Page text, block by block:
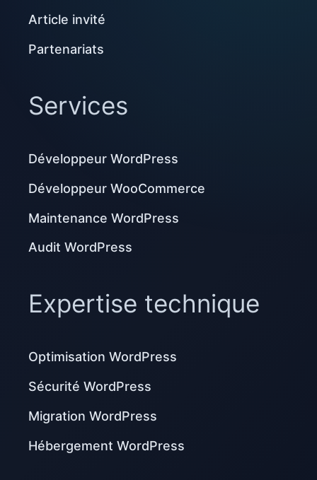
Article invité
Partenariats
Services
Développeur WordPress
Développeur WooCommerce
Maintenance WordPress
Audit WordPress
Expertise technique
Optimisation WordPress
Sécurité WordPress
Migration WordPress
Hébergement WordPress